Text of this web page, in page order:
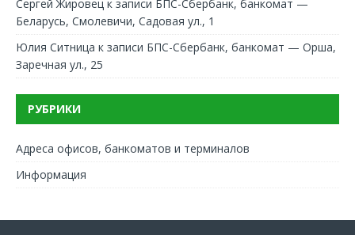
Сергей Жировец к записи БПС-Сбербанк, банкомат —
Беларусь, Смолевичи, Садовая ул., 1
Юлия Ситница к записи БПС-Сбербанк, банкомат — Орша,
Заречная ул., 25
РУБРИКИ
Адреса офисов, банкоматов и терминалов
Информация